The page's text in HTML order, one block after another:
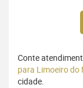
Conte
para Limoeiro do
cidade.